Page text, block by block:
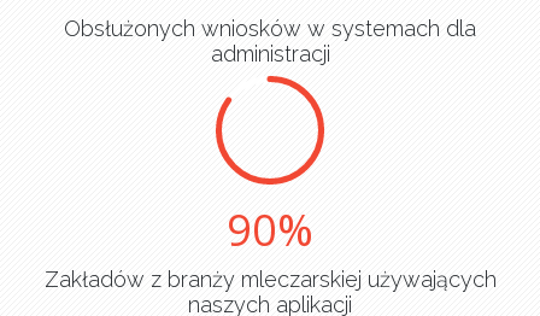
Obsłużonych wniosków w systemach dla
administracji
90
Zakładów z branży mleczarskiej używających
naszych aplikacji